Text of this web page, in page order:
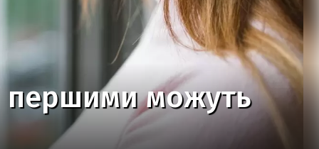
першими можуть